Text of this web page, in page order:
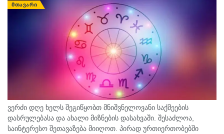
ᲛᲗᲐᲕᲐᲠᲘ
ვერძი დღე ხელს შეგიწყობთ მნიშვნელოვანი საქმეების
დასრულებასა და ახალი მიზნების დასახვაში. შესაძლოა,
საინტერესო შეთავაზება მიიღოთ. პირად ურთიერთობებში